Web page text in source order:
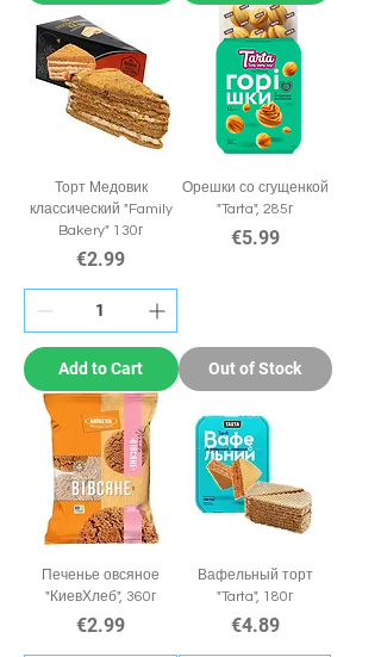
Торт Медовик
классический "Family
Bakery" 130г
Price
€2.99
Add to Cart
Орешки со сгущенкой
"Tarta", 285г
Price
€5.99
Out of Stock
Печенье овсяное
"КиевХлеб", 360г
Price
€2.99
Вафельный торт
"Tarta", 180г
Price
€4.89